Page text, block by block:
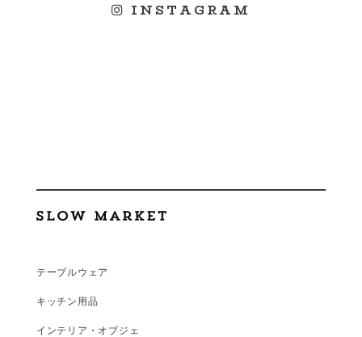
INSTAGRAM
テーブルウェア
キッチン用品
インテリア・オブジェ